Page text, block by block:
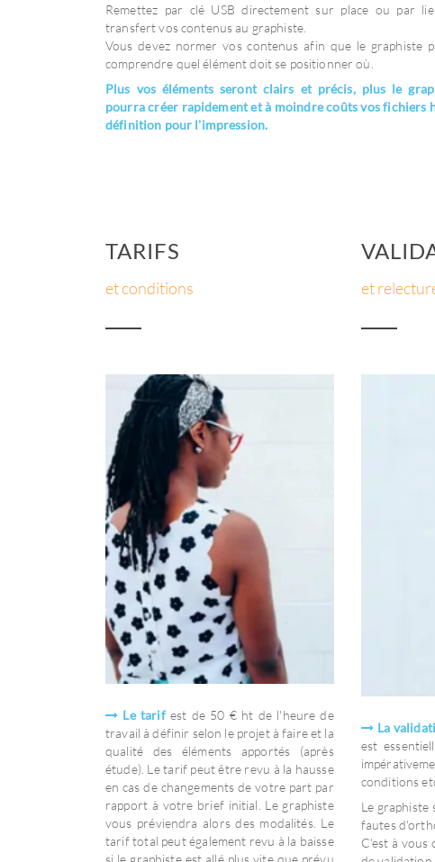
Remettez par clé USB directement sur place ou par
transfert vos contenus au graphiste.
Vous devez normer vos contenus afin que le graphiste
comprendre quel élément doit se positionner où.
Plus vos éléments seront clairs et précis, plus le
pourra créer rapidement et à moindre coûts vos fichiers
définition pour l'impression.
TARIFS
et conditions
Le tarifest de 50 € ht de l'heure de
travail à définir selon le projet à faire et la
qualité des éléments apportés (après
étude). Le tarif peut être revu à la hausse
en cas de changements de votre part par
rapport à votre brief initial. Le graphiste
vous préviendra alors des modalités. Le
tarif total peut également revu à la baisse
si le graphiste est allé plus vite que prévu
et
La
est
conditions
Le graphiste
fautes
C'est à